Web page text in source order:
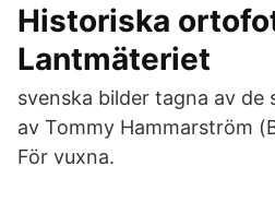
Historiska
Lantmäteriet
svenska bilder tagna av
av Tommy Hammarström
För vuxna.